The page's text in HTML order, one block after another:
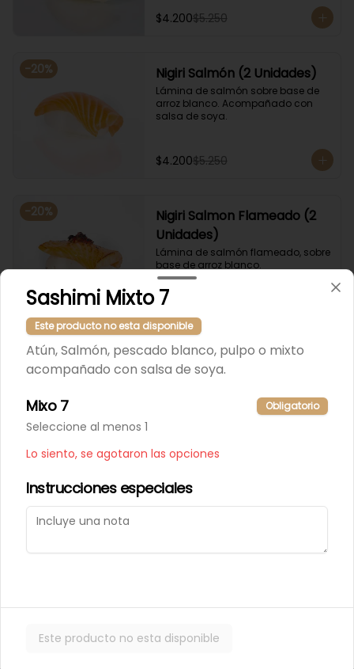
$4.200$5.250
-20% Nigiri Salmón (2 Unidades)
Lámina de salmón sobre base de
arroz blanco. Acompañado con
salsa de soya.
$4.200$5.250
-20%
Nigiri Salmon Flameado (2
Unidades)
Lámina de salmón flameado, sobre
base de arroz blanco.
Acompañado con salsa de soya.
$4.800
-20%
Nigiri Atun Flameado (2
Unidades)
Lámina de atún flameado, sobre
$4.800
-20%
chimichurri, sobre base de arroz
20%
Gunkan de Masago (2
Sashimi Mixto 7
Este producto no esta disponible
Atún, Salmón, pescado blanco, pulpo o mixto
acompañado con salsa de soya.
Mixo 7 Obligatorio
Seleccione al menos 1
Lo siento, se agotaron las opciones
Instrucciones especiales
Este producto no esta disponible